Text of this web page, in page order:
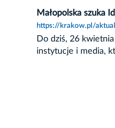
Małopolska szuka
https://krakow.pl/
Do dziś, 26
instytucje i media,